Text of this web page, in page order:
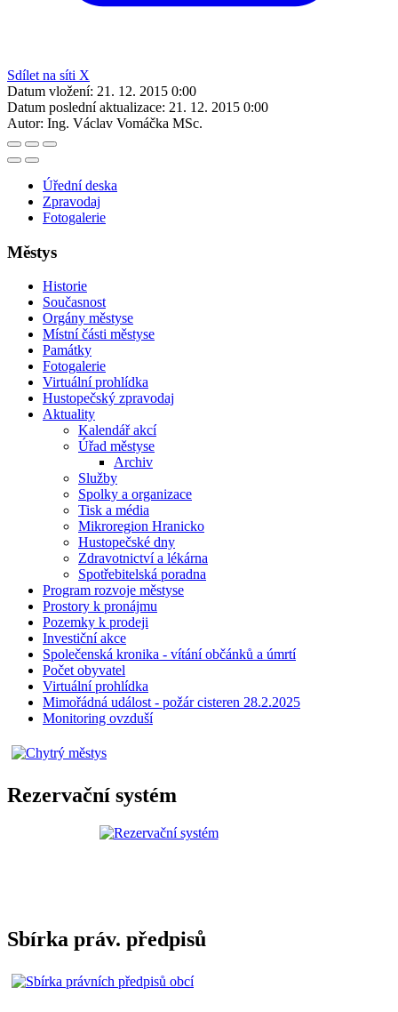
Sdílet na síti X
Datum vložení: 21. 12. 2015 0:00
Datum poslední aktualizace: 21. 12. 2015 0:00
Autor: Ing. Václav Vomáčka MSc.
Úřední deska
Zpravodaj
Fotogalerie
Městys
Historie
Současnost
Orgány městyse
Místní části městyse
Památky
Fotogalerie
Virtuální prohlídka
Hustopečský zpravodaj
Aktuality
Kalendář akcí
Úřad městyse
Archiv
Služby
Spolky a organizace
Tisk a média
Mikroregion Hranicko
Hustopečské dny
Zdravotnictví a lékárna
Spotřebitelská poradna
Program rozvoje městyse
Prostory k pronájmu
Pozemky k prodeji
Investiční akce
Společenská kronika - vítání občánků a úmrtí
Počet obyvatel
Virtuální prohlídka
Mimořádná událost - požár cisteren 28.2.2025
Monitoring ovzduší
Rezervační systém
Sbírka práv. předpisů